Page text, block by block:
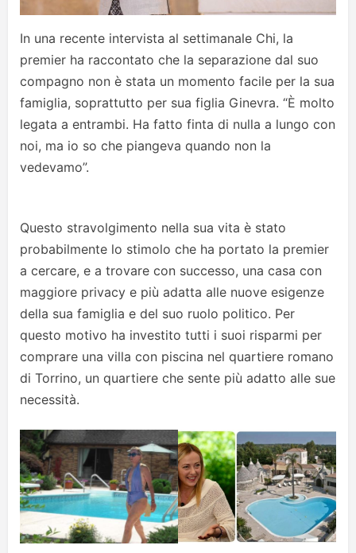
In una recente intervista al settimanale Chi, la
premier ha raccontato che la separazione dal suo
compagno non è stata un momento facile per la sua
famiglia, soprattutto per sua figlia Ginevra. “È molto
legata a entrambi. Ha fatto finta di nulla a lungo con
noi, ma io so che piangeva quando non la
vedevamo”.
Questo stravolgimento nella sua vita è stato
probabilmente lo stimolo che ha portato la premier
a cercare, e a trovare con successo, una casa con
maggiore privacy e più adatta alle nuove esigenze
della sua famiglia e del suo ruolo politico. Per
questo motivo ha investito tutti i suoi risparmi per
comprare una villa con piscina nel quartiere romano
di Torrino, un quartiere che sente più adatto alle sue
necessità.